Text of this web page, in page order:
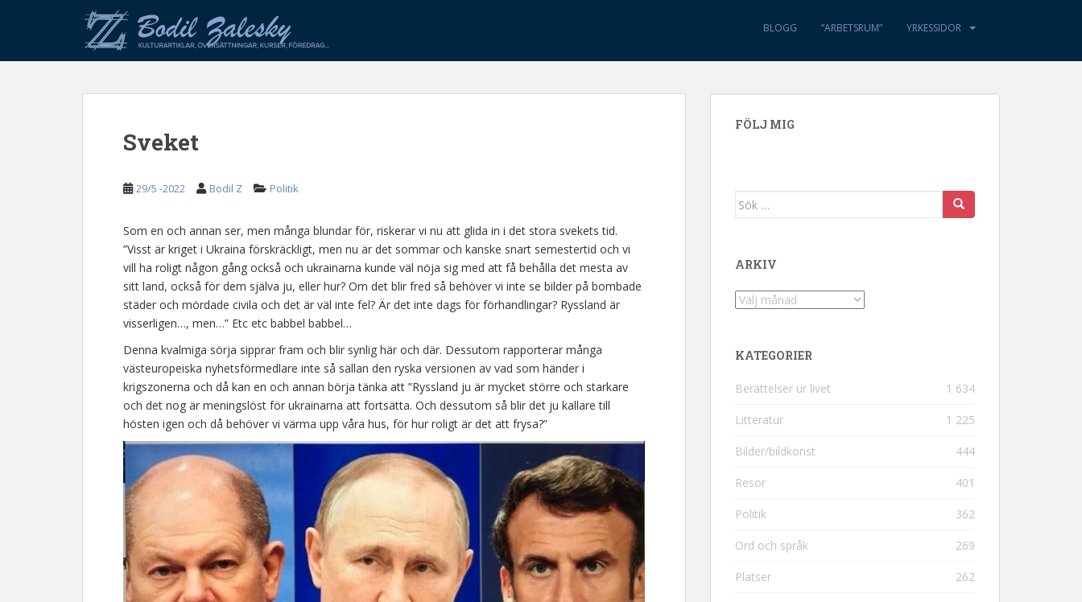
p
BLOGG ”ARBETSRUM” YRKESSIDOR
Sveket
29/5 -2022 Bodil Z Politik
Som en och annan ser, men många blundar för, riskerar vi nu att glida in i det stora svekets tid.
”Visst är kriget i Ukraina förskräckligt, men nu är det sommar och kanske snart semestertid och vi
vill ha roligt någon gång också och ukrainarna kunde väl nöja sig med att få behålla det mesta av
sitt land, också för dem själva ju, eller hur? Om det blir fred så behöver vi inte se bilder på bombade
städer och mördade civila och det är väl inte fel? Är det inte dags för förhandlingar? Ryssland är
visserligen…, men…” Etc etc babbel babbel…
Denna kvalmiga sörja sipprar fram och blir synlig här och där. Dessutom rapporterar många
västeuropeiska nyhetsförmedlare inte så sällan den ryska versionen av vad som händer i
krigszonerna och då kan en och annan börja tänka att ”Ryssland ju är mycket större och starkare
och det nog är meningslöst för ukrainarna att fortsätta. Och dessutom så blir det ju kallare till
hösten igen och då behöver vi värma upp våra hus, för hur roligt är det att frysa?”
FÖLJ MIG
Sök efter:
ARKIV
Arkiv
KATEGORIER
Berättelser ur livet 1 634
Litteratur 1 225
Bilder/bildkonst 444
Resor 401
Politik 362
Ord och språk 269
Platser 262